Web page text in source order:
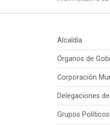
Alcaldía
Órganos de
Corporación
Delegaciones
Grupos Políticos